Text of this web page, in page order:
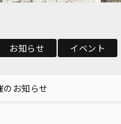
お知らせ イベント
のお知らせ